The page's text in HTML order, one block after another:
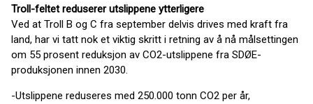
Troll-feltet reduserer utslippene ytterligere
Ved at Troll B og C fra september delvis drives med kraft fra
land, har vi tatt nok et viktig skritt i retning av å nå målsettingen
om 55 prosent reduksjon av CO2-utslippene fra SDØE-
produksjonen innen 2030.
-Utslippene reduseres med 250.000 tonn CO2 per år,